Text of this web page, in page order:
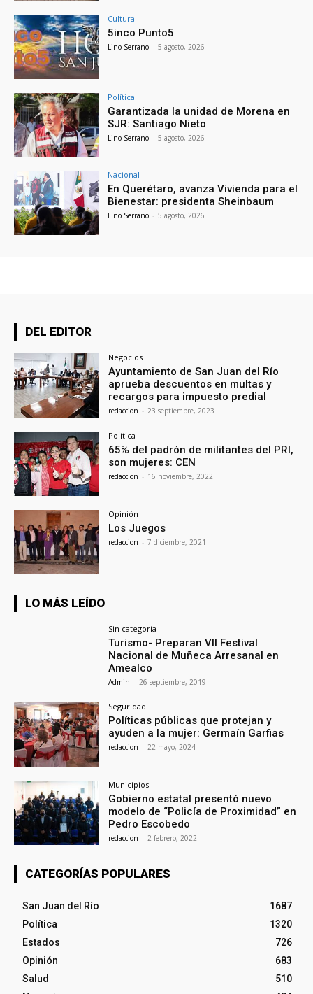
Cultura
5inco Punto5
Lino Serrano - 5 agosto, 2026
Política
Garantizada la unidad de Morena en
SJR: Santiago Nieto
Lino Serrano - 5 agosto, 2026
Nacional
En Querétaro, avanza Vivienda para el
Bienestar: presidenta Sheinbaum
Lino Serrano - 5 agosto, 2026
DEL EDITOR
Negocios
Ayuntamiento de San Juan del Río
aprueba descuentos en multas y
recargos para impuesto predial
redaccion - 23 septiembre, 2023
Política
65% del padrón de militantes del PRI,
son mujeres: CEN
redaccion - 16 noviembre, 2022
Opinión
Los Juegos
redaccion - 7 diciembre, 2021
LO MÁS LEÍDO
Sin categoría
Turismo- Preparan VII Festival
Nacional de Muñeca Arresanal en
Amealco
Admin - 26 septiembre, 2019
Seguridad
Políticas públicas que protejan y
ayuden a la mujer: Germaín Garfias
redaccion - 22 mayo, 2024
Municipios
Gobierno estatal presentó nuevo
modelo de “Policía de Proximidad” en
Pedro Escobedo
redaccion - 2 febrero, 2022
CATEGORÍAS POPULARES
San Juan del Río
1687
Política
1320
Estados
726
Opinión
683
Salud
510